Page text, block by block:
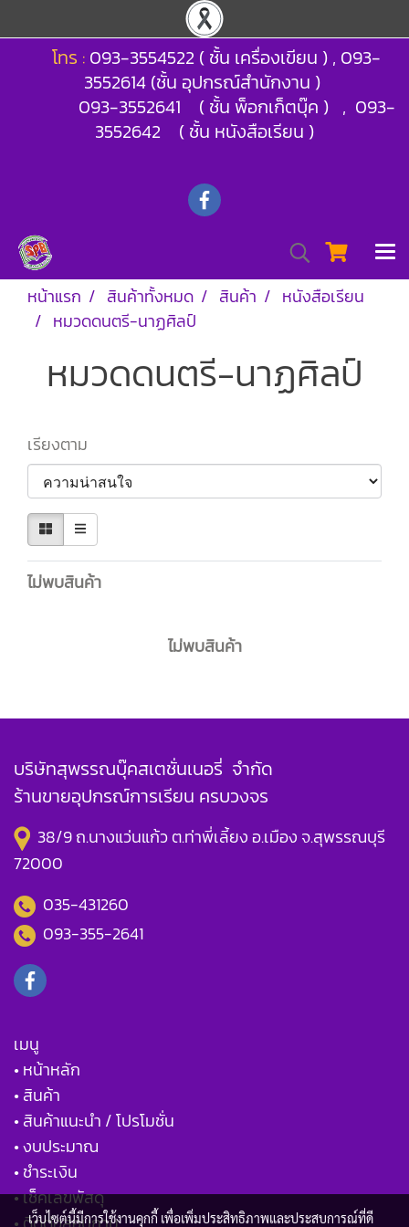
โทร : 093-3554522 ( ชั้น เครื่องเขียน ) , 093-
3552614 (ชั้น อุปกรณ์สำนักงาน )
093-3552641 ( ชั้น พ็อกเก็ตบุ๊ค ) , 093-
3552642 ( ชั้น หนังสือเรียน )
หน้าแรก สินค้าทั้งหมด สินค้า
หนังสือเรียน
หมวดดนตรี-นาฏศิลป์
หมวดดนตรี-นาฏศิลป์
เรียงตาม
ไม่พบสินค้า
ไม่พบสินค้า
บริษัทสุพรรณบุ๊คสเตชั่นเนอรี่ จำกัด
ร้านขายอุปกรณ์การเรียน ครบวงจร
38/9 ถ.นางแว่นแก้ว ต.ท่าพี่เลี้ยง อ.เมือง จ.สุพรรณบุรี
72000
035-431260
093-355-2641
เมนู
• หน้าหลัก
• สินค้า
• สินค้าแนะนำ / โปรโมชั่น
• งบประมาณ
• ชำระเงิน
• เช็คเลขพัสดุ
เว็บไซต์นี้มีการใช้งานคุกกี้ เพื่อเพิ่มประสิทธิภาพและประสบการณ์ที่ดี